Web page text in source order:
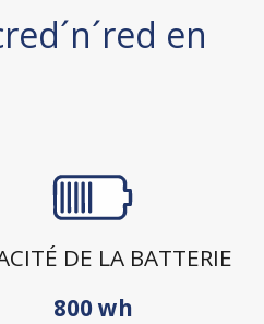
en
DE LA BATTERIE
800 wh